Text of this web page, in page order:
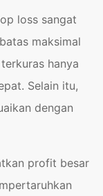
loss sangat
maksimal
hanya
Selain itu,
dengan
profit besar